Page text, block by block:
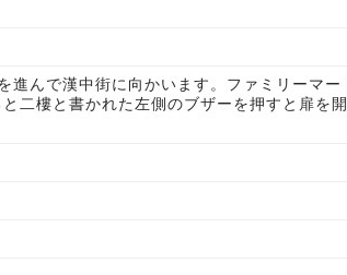
進んで漢中街に向かいます。ファミリーマー
二樓と書かれた左側のブザーを押すと扉を開